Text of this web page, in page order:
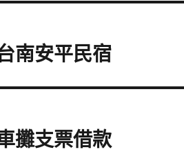
南安平民宿
攤支票借款